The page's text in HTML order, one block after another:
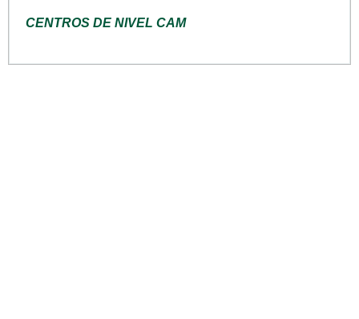
CENTROS DE NIVEL CAM